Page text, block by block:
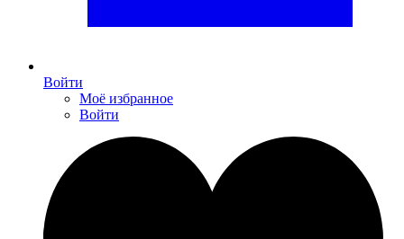
Войти
Моё избранное
Войти